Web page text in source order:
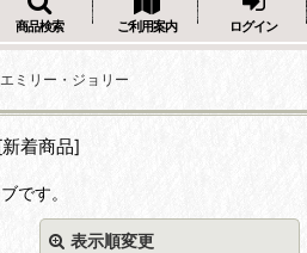
商品検索 ご利用案内 ログイン
エミリー・ジョリー
新着商品]
です。
表示順変更